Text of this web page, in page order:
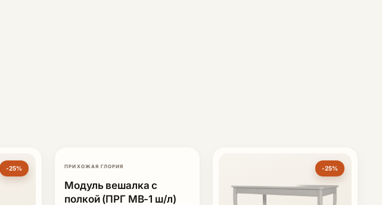
-25% ПРИХОЖАЯ ГЛОРИЯ
Модуль вешалка с
полкой (ПРГ МВ-1 ш/л)
-25%